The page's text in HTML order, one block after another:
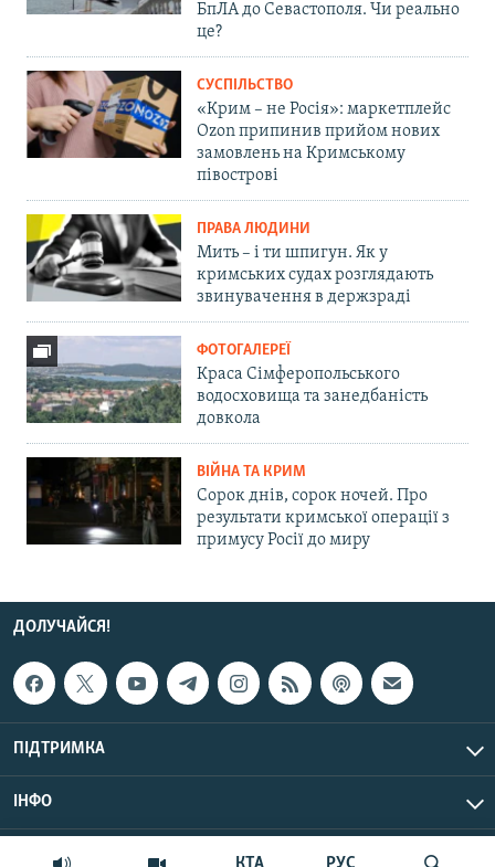
БпЛА до Севастополя. Чи реально
це?
СУСПІЛЬСТВО
«Крим – не Росія»: маркетплейс
Ozon припинив прийом нових
замовлень на Кримському
півострові
ПРАВА ЛЮДИНИ
Мить – і ти шпигун. Як у
кримських судах розглядають
звинувачення в держзраді
ФОТОГАЛЕРЕЇ
Краса Сімферопольського
водосховища та занедбаність
довкола
ВІЙНА ТА КРИМ
Сорок днів, сорок ночей. Про
результати кримської операції з
примусу Росії до миру
ДОЛУЧАЙСЯ!
ПІДТРИМКА
ІНФО
© Крим.Реалії, 2026 | Усі права застережено.